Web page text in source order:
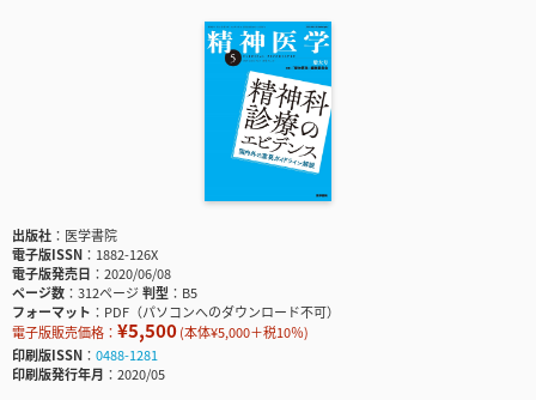
出版社
医学書院
電子版ISSN
1882-126X
電子版発売日
2020/06/08
ページ数
312ページ判型
B5
フォーマット
PDF（パソコンへのダウンロード不可）
電子版販売価格： ¥5,500(本体¥5,000＋税10％)
印刷版ISSN
0488-1281
印刷版発行年月
2020/05